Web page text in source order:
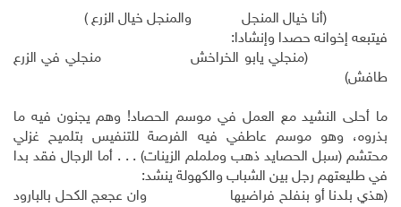
(أنا خيال المنجل والمنجل خيال الزرع )
فيتبعه إخوانه حصدا وإنشادا:
(منجلي يابو الخراخش منجلي في الزرع
طافش)
ما أحلى النشيد مع العمل في موسم الحصاد! وهم يجنون فيه ما
بذروه، وهو موسم عاطفي فيه الفرصة للتنفيس بتلميح غزلي
محتشم (سبل الحصايد ذهب وململم الزينات) . . . أما الرجال فقد بدا
في طليعتهم رجل بين الشباب والكهولة ينشد:
(هذي بلدنا أو بنفلح فراضيها وان عجعج الكحل بالبارود